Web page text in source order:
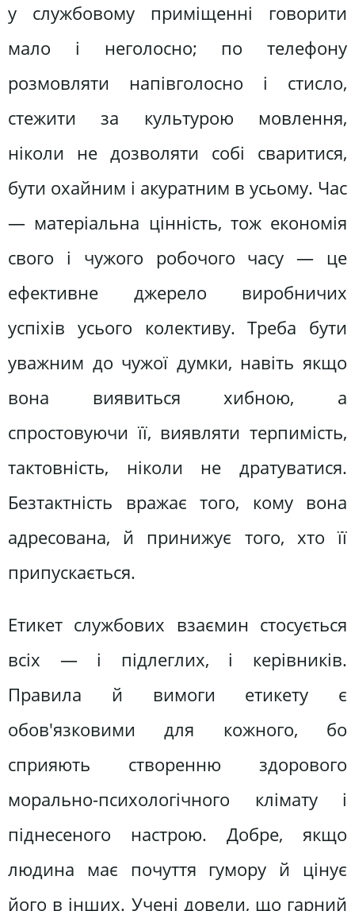
у службовому приміщенні говорити
мало і неголосно; по телефону
розмовляти напівголосно і стисло,
стежити за культурою мовлення,
ніколи не дозволяти собі сваритися,
бути охайним і акуратним в усьому. Час
— матеріальна цінність, тож економія
свого і чужого робочого часу — це
ефективне джерело виробничих
успіхів усього колективу. Треба бути
уважним до чужої думки, навіть якщо
вона виявиться хибною, а
спростовуючи її, виявляти терпимість,
тактовність, ніколи не дратуватися.
Безтактність вражає того, кому вона
адресована, й принижує того, хто її
припускається.
Етикет службових взаємин стосується
всіх — і підлеглих, і керівників.
Правила й вимоги етикету є
обов'язковими для кожного, бо
сприяють створенню здорового
морально-психологічного клімату і
піднесеного настрою. Добре, якщо
людина має почуття гумору й цінує
його в інших. Учені довели, що гарний